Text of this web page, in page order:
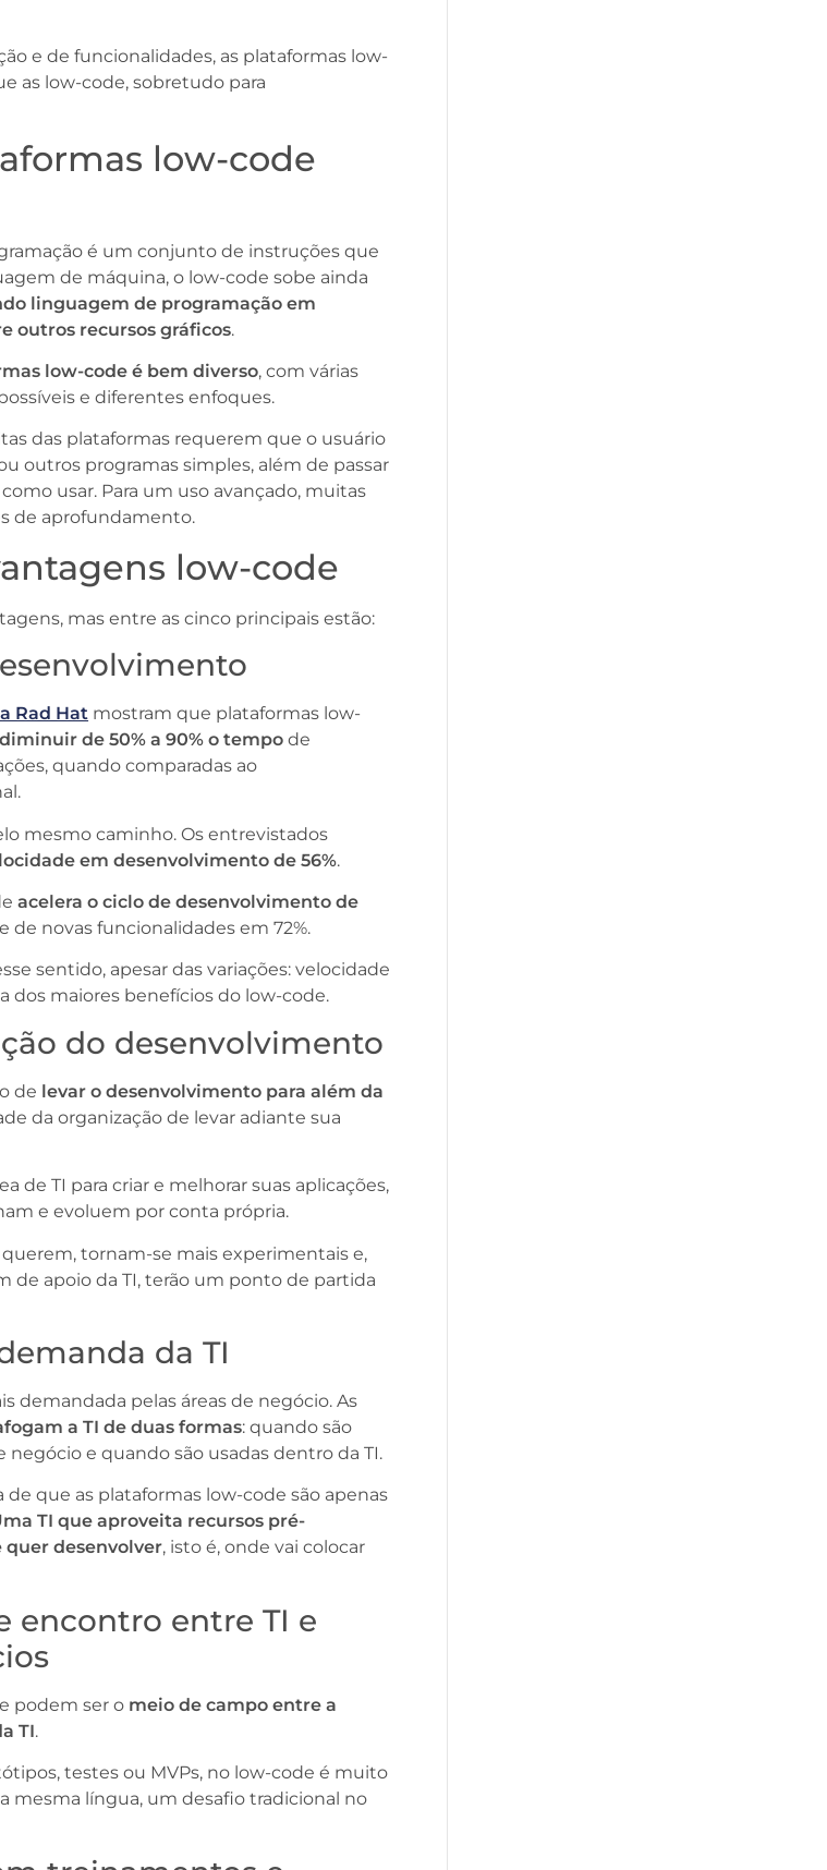
e de funcionalidades, as plataformas low-
as low-code, sobretudo para
low-code
é um conjunto de instruções que
de máquina, o low-code sobe ainda
linguagem de programação em
outros recursos gráficos.
low-code é bem diverso, com várias
e diferentes enfoques.
das plataformas requerem que o usuário
outros programas simples, além de passar
usar. Para um uso avançado, muitas
de aprofundamento.
low-code
mas entre as cinco principais estão:
Rad Hat mostram que plataformas low-
de 50% a 90% o tempode
quando comparadas ao
mesmo caminho. Os entrevistados
em desenvolvimento de 56%.
acelera o ciclo de desenvolvimento de
e de novas funcionalidades em 72%.
sentido, apesar das variações: velocidade
dos maiores benefícios do low-code.
do desenvolvimento
de levar o desenvolvimento para além da
da organização de levar adiante sua
de TI para criar e melhorar suas aplicações,
e evoluem por conta própria.
tornam-se mais experimentais e,
de apoio da TI, terão um ponto de partida
da TI
demandada pelas áreas de negócio. As
a TI de duas formas: quando são
negócio e quando são usadas dentro da TI.
de que as plataformas low-code são apenas
TI que aproveita recursos pré-
quer desenvolver, isto é, onde vai colocar
encontro entre TI e
podem ser o meio de campo entre a
TI.
testes ou MVPs, no low-code é muito
mesma língua, um desafio tradicional no